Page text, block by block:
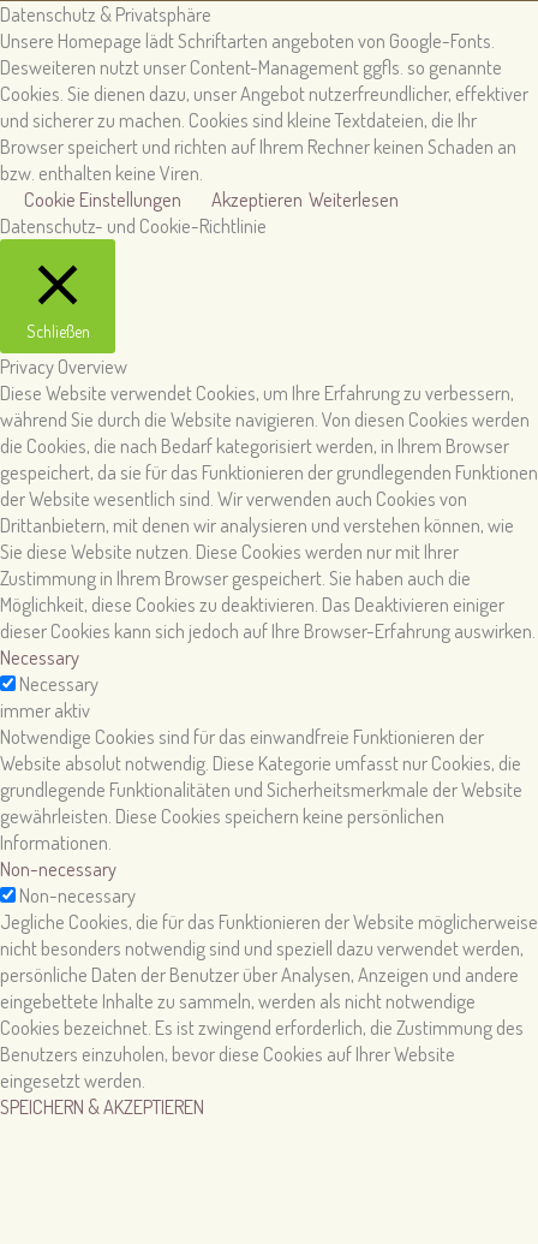
Datenschutz & Privatsphäre
Unsere Homepage lädt Schriftarten angeboten von Google-Fonts.
Desweiteren nutzt unser Content-Management ggfls. so genannte
Cookies. Sie dienen dazu, unser Angebot nutzerfreundlicher, effektiver
und sicherer zu machen. Cookies sind kleine Textdateien, die Ihr
Browser speichert und richten auf Ihrem Rechner keinen Schaden an
bzw. enthalten keine Viren.
Cookie Einstellungen
Akzeptieren Weiterlesen
Datenschutz- und Cookie-Richtlinie
Schließen
Privacy Overview
Diese Website verwendet Cookies, um Ihre Erfahrung zu verbessern,
während Sie durch die Website navigieren. Von diesen Cookies werden
die Cookies, die nach Bedarf kategorisiert werden, in Ihrem Browser
gespeichert, da sie für das Funktionieren der grundlegenden Funktionen
der Website wesentlich sind. Wir verwenden auch Cookies von
Drittanbietern, mit denen wir analysieren und verstehen können, wie
Sie diese Website nutzen. Diese Cookies werden nur mit Ihrer
Zustimmung in Ihrem Browser gespeichert. Sie haben auch die
Möglichkeit, diese Cookies zu deaktivieren. Das Deaktivieren einiger
dieser Cookies kann sich jedoch auf Ihre Browser-Erfahrung auswirken.
Necessary
Necessary
immer aktiv
Notwendige Cookies sind für das einwandfreie Funktionieren der
Website absolut notwendig. Diese Kategorie umfasst nur Cookies, die
grundlegende Funktionalitäten und Sicherheitsmerkmale der Website
gewährleisten. Diese Cookies speichern keine persönlichen
Informationen.
Non-necessary
Non-necessary
Jegliche Cookies, die für das Funktionieren der Website möglicherweise
nicht besonders notwendig sind und speziell dazu verwendet werden,
persönliche Daten der Benutzer über Analysen, Anzeigen und andere
eingebettete Inhalte zu sammeln, werden als nicht notwendige
Cookies bezeichnet. Es ist zwingend erforderlich, die Zustimmung des
Benutzers einzuholen, bevor diese Cookies auf Ihrer Website
eingesetzt werden.
SPEICHERN & AKZEPTIEREN